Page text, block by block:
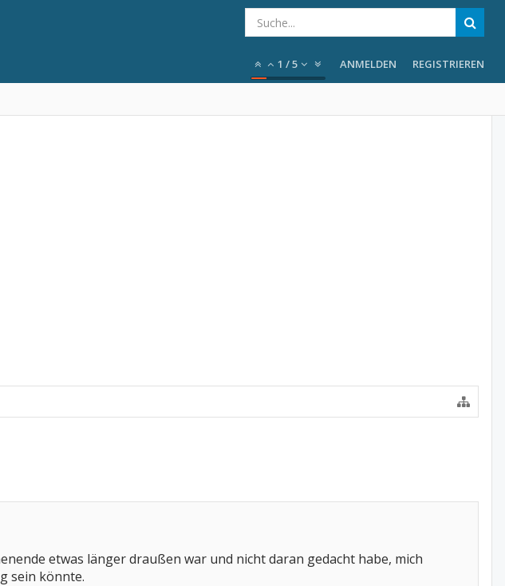
1 /5 ANMELDEN REGISTRIEREN
etwas länger draußen war und nicht daran gedacht habe, mich
sein könnte.